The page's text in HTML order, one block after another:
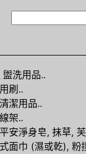
盥洗用品..
刷..
潔用品..
架..
安淨身皂, 抹草,
面巾 (濕或乾), 粉